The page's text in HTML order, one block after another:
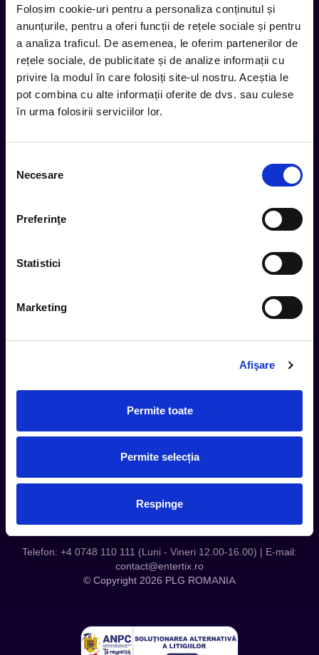
Folosim cookie-uri pentru a personaliza conținutul și
anunțurile, pentru a oferi funcții de rețele sociale și pentru
a analiza traficul. De asemenea, le oferim partenerilor de
rețele sociale, de publicitate și de analize informații cu
privire la modul în care folosiți site-ul nostru. Aceștia le
pot combina cu alte informații oferite de dvs. sau culese
în urma folosirii serviciilor lor.
consimțământului
Necesare
Preferinţe
Statistici
Marketing
Afişare
Permite toate
Permite selecția
Respinge
Tot ce te intereseaza, direct in
inbox.
Aboneaza-te la newsletter-ul nostru, fii primul la care ajung
evenimentele noi.
Urmareste noutatile pe
Metode plata
Magazine partenere
Servicii Organizatori
Despre noi
Telefon: +4 0748 110 111 (Luni - Vineri 12.00-16.00) | E-mail:
contact@entertix.ro
© Copyright 2026 PLG ROMANIA